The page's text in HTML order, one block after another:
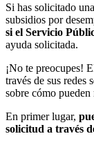
Si has solicitado
subsidios por
si el Servicio
ayuda solicitada.
¡No te preocupes!
través de sus redes
sobre cómo pueden
En primer lugar,
solicitud a través